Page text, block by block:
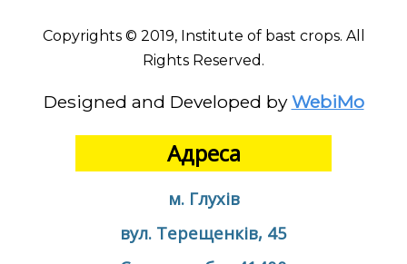
Copyrights © 2019, Institute of bast crops. All
Rights Reserved.
Designed and Developed by WebiMo
Адреса
м. Глухів
вул. Терещенків, 45